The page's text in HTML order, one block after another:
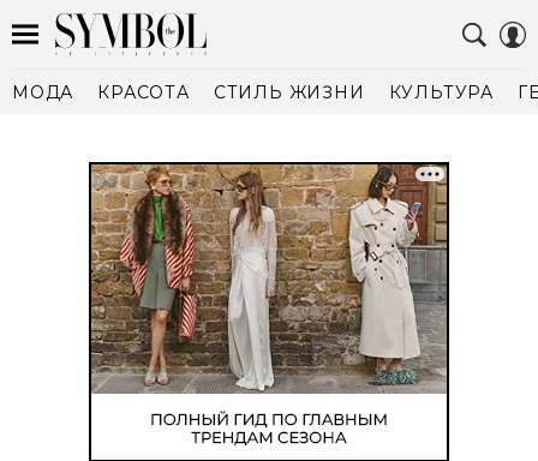
МОДА КРАСОТА СТИЛЬ ЖИЗНИ КУЛЬТУРА